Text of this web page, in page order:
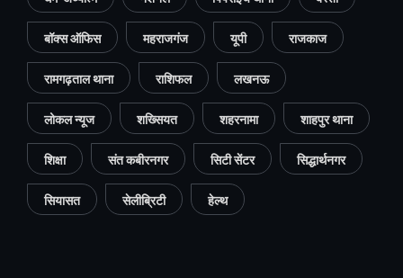
बॉक्स ऑफिस महराजगंज यूपी राजकाज
रामगढ़ताल थाना राशिफल लखनऊ
लोकल न्यूज शख्सियत शहरनामा शाहपुर थाना
शिक्षा संत कबीरनगर सिटी सेंटर सिद्धार्थनगर
सियासत सेलीब्रिटी हेल्थ